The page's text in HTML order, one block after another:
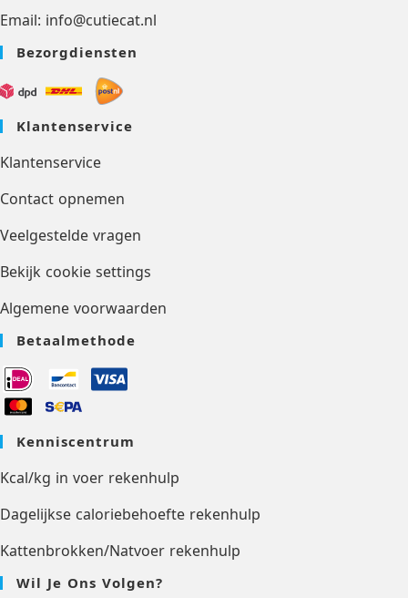
Email: info@cutiecat.nl
Bezorgdiensten
Klantenservice
Klantenservice
Contact opnemen
Veelgestelde vragen
Bekijk cookie settings
Algemene voorwaarden
Betaalmethode
Kenniscentrum
Kcal/kg in voer rekenhulp
Dagelijkse caloriebehoefte rekenhulp
Kattenbrokken/Natvoer rekenhulp
Wil Je Ons Volgen?